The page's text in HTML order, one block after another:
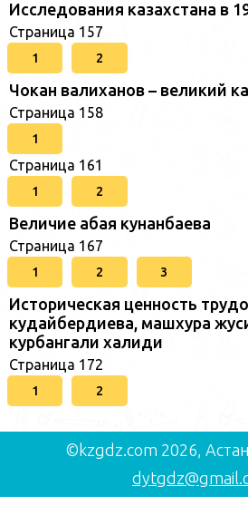
Исследования казахстана в
Страница 157
1 2
Чокан валиханов – великий
Страница 158
1
Страница 161
1 2
Величие абая кунанбаева
Страница 167
1 2 3
Историческая ценность
кудайбердиева, машхура
курбангали халиди
Страница 172
1 2
©kzgdz.com 2026,